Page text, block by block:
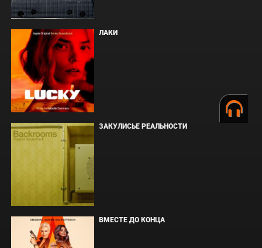
ЛАКИ
ЗАКУЛИСЬЕ РЕАЛЬНОСТИ
ВМЕСТЕ ДО КОНЦА